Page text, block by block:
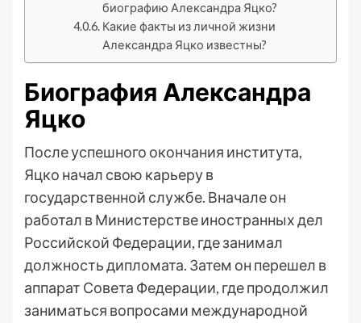
биографию Александра Яцко?
Какие факты из личной жизни
Александра Яцко известны?
Биография Александра
Яцко
После успешного окончания института,
Яцко начал свою карьеру в
государственной службе. Вначале он
работал в Министерстве иностранных дел
Российской Федерации, где занимал
должность дипломата. Затем он перешел в
аппарат Совета Федерации, где продолжил
заниматься вопросами международной